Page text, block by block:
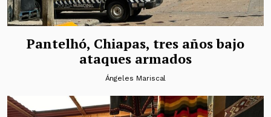
Pantelhó, Chiapas, tres años bajo
ataques armados
Ángeles Mariscal